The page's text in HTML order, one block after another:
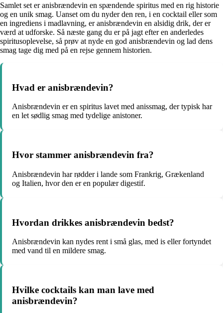
Samlet set er anisbrændevin en spændende spiritus med en rig historie
og en unik smag. Uanset om du nyder den ren, i en cocktail eller som
en ingrediens i madlavning, er anisbrændevin en alsidig drik, der er
værd at udforske. Så næste gang du er på jagt efter en anderledes
spiritusoplevelse, så prøv at nyde en god anisbrændevin og lad dens
smag tage dig med på en rejse gennem historien.
Hvad er anisbrændevin?
Anisbrændevin er en spiritus lavet med anissmag, der typisk har
en let sødlig smag med tydelige anistoner.
Hvor stammer anisbrændevin fra?
Anisbrændevin har rødder i lande som Frankrig, Grækenland
og Italien, hvor den er en populær digestif.
Hvordan drikkes anisbrændevin bedst?
Anisbrændevin kan nydes rent i små glas, med is eller fortyndet
med vand til en mildere smag.
Hvilke cocktails kan man lave med
anisbrændevin?